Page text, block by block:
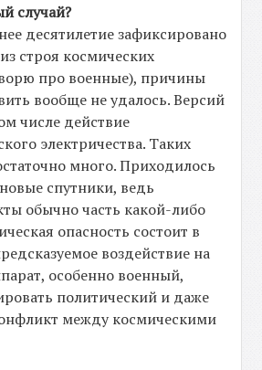
случай?
десятилетие зафиксировано
строя космических
про военные), причины
вообще не удалось. Версий
числе действие
электричества. Таких
много. Приходилось
спутники, ведь
обычно часть какой-либо
опасность состоит в
воздействие на
особенно военный,
политический и даже
между космическими